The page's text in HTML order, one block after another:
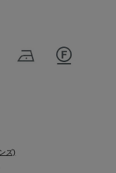
ズ)